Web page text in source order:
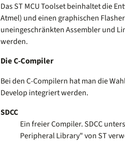
Das ST MCU Toolset beinhaltet die
Atmel) und einen graphischen
uneingeschränkten Assembler und
werden.
Die C-Compiler
Bei den C-Compilern hat man die
Develop integriert werden.
SDCC
Ein freier Compiler. SDCC
Peripheral Library" von ST